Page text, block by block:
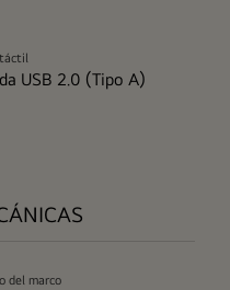
USB 2.0 (Tipo A)
del marco